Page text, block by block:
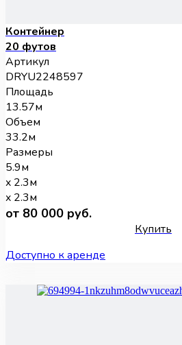
Контейнер
20 футов
Артикул
DRYU2248597
Площадь
13.57м
Объем
33.2м
Размеры
5.9м
x 2.3м
x 2.3м
от 80 000 руб.
Купить
Доступно к аренде